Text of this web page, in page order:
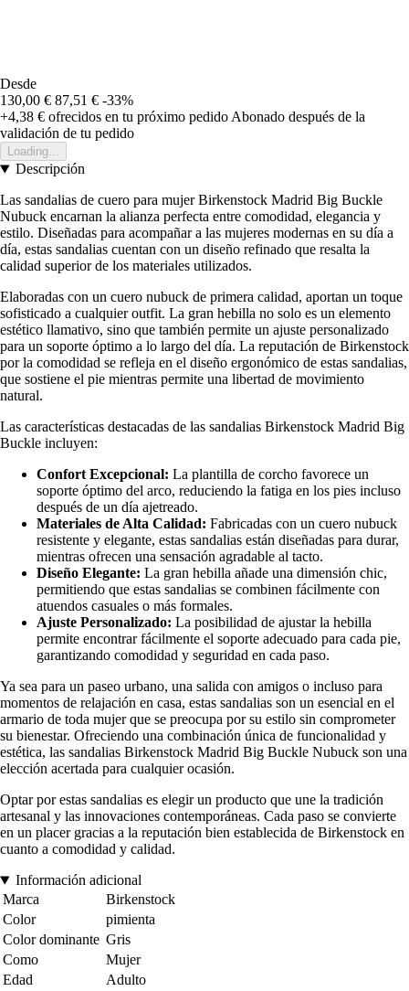
Desde
130,00 € 87,51 € -33%
+4,38 € ofrecidos en tu próximo pedido Abonado después de la
validación de tu pedido
Loading...
Descripción
Las sandalias de cuero para mujer Birkenstock Madrid Big Buckle
Nubuck encarnan la alianza perfecta entre comodidad, elegancia y
estilo. Diseñadas para acompañar a las mujeres modernas en su día a
día, estas sandalias cuentan con un diseño refinado que resalta la
calidad superior de los materiales utilizados.
Elaboradas con un cuero nubuck de primera calidad, aportan un toque
sofisticado a cualquier outfit. La gran hebilla no solo es un elemento
estético llamativo, sino que también permite un ajuste personalizado
para un soporte óptimo a lo largo del día. La reputación de Birkenstock
por la comodidad se refleja en el diseño ergonómico de estas sandalias,
que sostiene el pie mientras permite una libertad de movimiento
natural.
Las características destacadas de las sandalias Birkenstock Madrid Big
Buckle incluyen:
Confort Excepcional: La plantilla de corcho favorece un
soporte óptimo del arco, reduciendo la fatiga en los pies incluso
después de un día ajetreado.
Materiales de Alta Calidad: Fabricadas con un cuero nubuck
resistente y elegante, estas sandalias están diseñadas para durar,
mientras ofrecen una sensación agradable al tacto.
Diseño Elegante: La gran hebilla añade una dimensión chic,
permitiendo que estas sandalias se combinen fácilmente con
atuendos casuales o más formales.
Ajuste Personalizado: La posibilidad de ajustar la hebilla
permite encontrar fácilmente el soporte adecuado para cada pie,
garantizando comodidad y seguridad en cada paso.
Ya sea para un paseo urbano, una salida con amigos o incluso para
momentos de relajación en casa, estas sandalias son un esencial en el
armario de toda mujer que se preocupa por su estilo sin comprometer
su bienestar. Ofreciendo una combinación única de funcionalidad y
estética, las sandalias Birkenstock Madrid Big Buckle Nubuck son una
elección acertada para cualquier ocasión.
Optar por estas sandalias es elegir un producto que une la tradición
artesanal y las innovaciones contemporáneas. Cada paso se convierte
en un placer gracias a la reputación bien establecida de Birkenstock en
cuanto a comodidad y calidad.
Información adicional
Marca
Birkenstock
Color
pimienta
Color dominante Gris
Como
Mujer
Edad
Adulto